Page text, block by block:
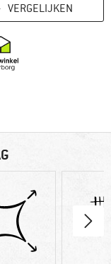
VERGELIJKEN
hier de
hier!